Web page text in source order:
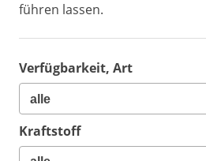
führen lassen.
Verfügbarkeit, Art
Kraftstoff